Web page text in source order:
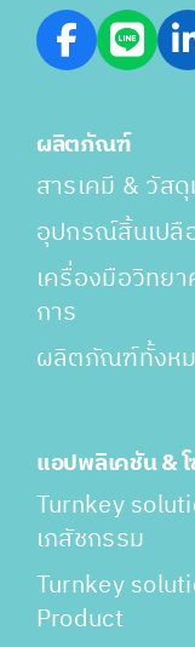
ผลิตภัณฑ์
สารเคมี & วัส
อุปกรณ์สิ้นเปลื
เครื่องมือวิทย
การ
ผลิตภัณฑ์ทั้งห
แอปพลิเคชัน &
Turnkey
เภสัชกรรม
Turnkey
Product